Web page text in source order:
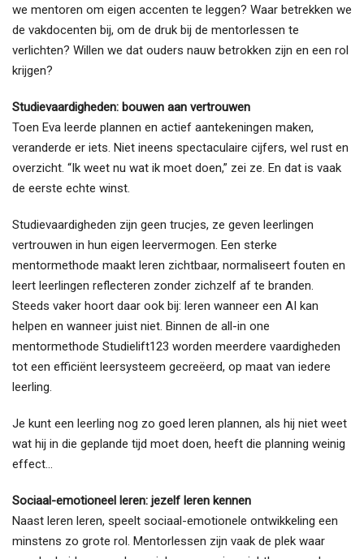
we mentoren om eigen accenten te leggen? Waar betrekken we
de vakdocenten bij, om de druk bij de mentorlessen te
verlichten? Willen we dat ouders nauw betrokken zijn en een rol
krijgen?
Studievaardigheden: bouwen aan vertrouwen
Toen Eva leerde plannen en actief aantekeningen maken,
veranderde er iets. Niet ineens spectaculaire cijfers, wel rust en
overzicht. “Ik weet nu wat ik moet doen,” zei ze. En dat is vaak
de eerste echte winst.
Studievaardigheden zijn geen trucjes, ze geven leerlingen
vertrouwen in hun eigen leervermogen. Een sterke
mentormethode maakt leren zichtbaar, normaliseert fouten en
leert leerlingen reflecteren zonder zichzelf af te branden.
Steeds vaker hoort daar ook bij: leren wanneer een AI kan
helpen en wanneer juist niet. Binnen de all-in one
mentormethode Studielift123 worden meerdere vaardigheden
tot een efficiënt leersysteem gecreëerd, op maat van iedere
leerling.
Je kunt een leerling nog zo goed leren plannen, als hij niet weet
wat hij in die geplande tijd moet doen, heeft die planning weinig
effect...
Sociaal-emotioneel leren: jezelf leren kennen
Naast leren leren, speelt sociaal-emotionele ontwikkeling een
minstens zo grote rol. Mentorlessen zijn vaak de plek waar